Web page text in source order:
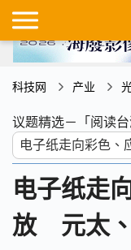
科技网 产业
议题精选－「阅读
电子纸走
放 元太、